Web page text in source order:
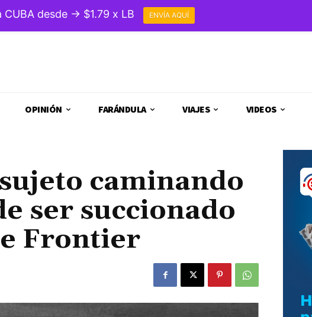
OPINIÓN FARÁNDULA VIAJES VIDEOS
caminando
ser succionado
Frontier
CUBA desde → $1.79 x LB ENVÍA AQUÍ